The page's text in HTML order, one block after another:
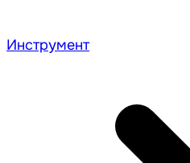
Инструмент